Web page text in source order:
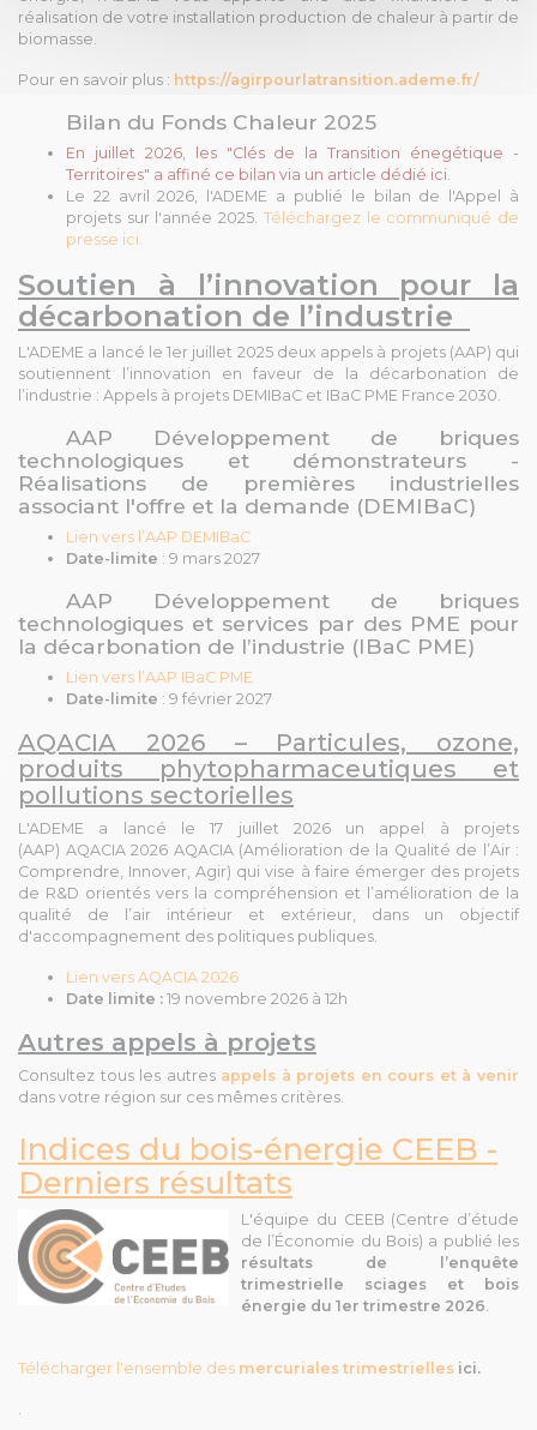
réalisation de votre installation production de chaleur à partir de
biomasse.
Pour en savoir plus : https://agirpourlatransition.ademe.fr/
Bilan du Fonds Chaleur 2025
En juillet 2026, les "Clés de la Transition énegétique -
Territoires" a affiné ce bilan via un article dédié ici.
Le 22 avril 2026, l'ADEME a publié le bilan de l'Appel à
projets sur l'année 2025. Téléchargez le communiqué de
presse ici.
Soutien à l’innovation pour la
décarbonation de l’industrie
L'ADEME a lancé le 1er juillet 2025 deux appels à projets (AAP) qui
soutiennent l’innovation en faveur de la décarbonation de
l’industrie : Appels à projets DEMIBaC et IBaC PME France 2030.
AAP Développement de briques
technologiques et démonstrateurs -
Réalisations de premières industrielles
associant l'offre et la demande (DEMIBaC)
Lien vers l’AAP DEMIBaC
Date-limite : 9 mars 2027
AAP Développement de briques
technologiques et services par des PME pour
la décarbonation de l’industrie (IBaC PME)
Lien vers l’AAP IBaC PME
Date-limite : 9 février 2027
AQACIA 2026 – Particules, ozone,
produits phytopharmaceutiques et
pollutions sectorielles
L'ADEME a lancé le 17 juillet 2026 un appel à projets
(AAP) AQACIA 2026 AQACIA (Amélioration de la Qualité de l’Air :
Comprendre, Innover, Agir) qui vise à faire émerger des projets
de R&D orientés vers la compréhension et l’amélioration de la
qualité de l’air intérieur et extérieur, dans un objectif
d'accompagnement des politiques publiques.
Lien vers AQACIA 2026
Date limite : 19 novembre 2026 à 12h
Autres appels à projets
Consultez tous les autres appels à projets en cours et à venir
dans votre région sur ces mêmes critères.
Indices du bois-énergie CEEB -
Derniers résultats
L'équipe du CEEB (Centre d’étude
de l’Économie du Bois) a publié les
résultats de l’enquête
trimestrielle sciages et bois
énergie du 1er trimestre 2026.
Télécharger l'ensemble des mercuriales trimestrielles ici.
.